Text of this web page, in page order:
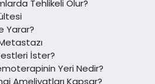
Tehlikeli Olur?
Yarar?
İster?
Yeri Nedir?
Ameliyatları Kapsar?